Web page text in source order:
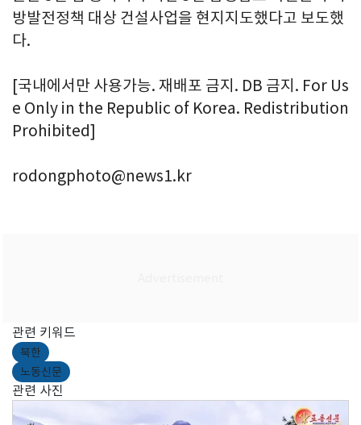
방발전정책 대상 건설사업을 현지지도했다고 보도했
다.
[국내에서만 사용가능. 재배포 금지. DB 금지. For Us
e Only in the Republic of Korea. Redistribution
Prohibited]
rodongphoto@news1.kr
관련 키워드
북한
노동신문
관련 사진